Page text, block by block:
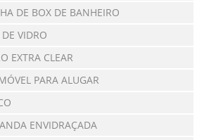
DE BOX DE BANHEIRO
VIDRO
EXTRA CLEAR
PARA ALUGAR
ENVIDRAÇADA